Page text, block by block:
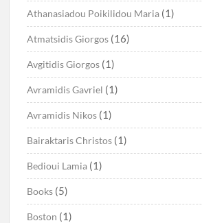
Athanasiadou Poikilidou Maria (1)
Atmatsidis Giorgos (16)
Avgitidis Giorgos (1)
Avramidis Gavriel (1)
Avramidis Nikos (1)
Bairaktaris Christos (1)
Bedioui Lamia (1)
Books (5)
Boston (1)